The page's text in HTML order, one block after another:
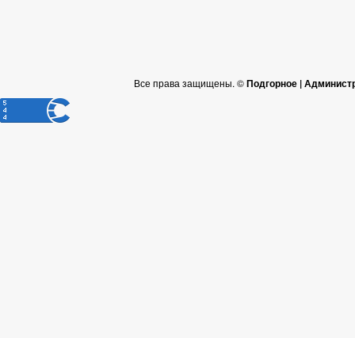
Все права защищены. ©Подгорное |